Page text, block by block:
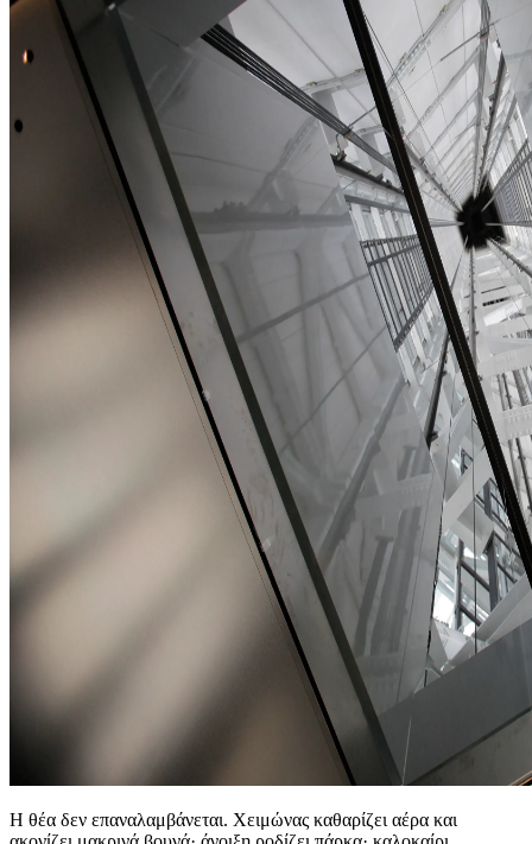
Η θέα δεν επαναλαμβάνεται. Χειμώνας καθαρίζει αέρα και